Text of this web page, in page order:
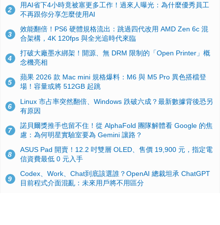
2
用AI省下4小時竟被塞更多工作！過來人曝光：為什麼優秀員工
不再跟你分享怎麼使用AI
3
效能翻倍！PS6 硬體規格流出：跳過四代改用 AMD Zen 6c 混
合架構，4K 120fps 與全光追時代來臨
4
打破大廠墨水綁架！開源、無 DRM 限制的「Open Printer」概
念機亮相
5
蘋果 2026 款 Mac mini 規格爆料：M6 與 M5 Pro 異色搭檔登
場！容量或將 512GB 起跳
6
Linux 市占率突然翻倍、Windows 跌破六成？最新數據背後恐另
有原因
7
諾貝爾獎推手也留不住！從 AlphaFold 團隊解體看 Google 的焦
慮：為何明星實驗室要為 Gemini 讓路？
8
ASUS Pad 開賣！12.2 吋雙層 OLED、售價 19,900 元，指定電
信資費最低 0 元入手
9
Codex、Work、Chat到底該選誰？OpenAI 總裁坦承 ChatGPT
目前程式介面混亂：未來用戶將不用區分